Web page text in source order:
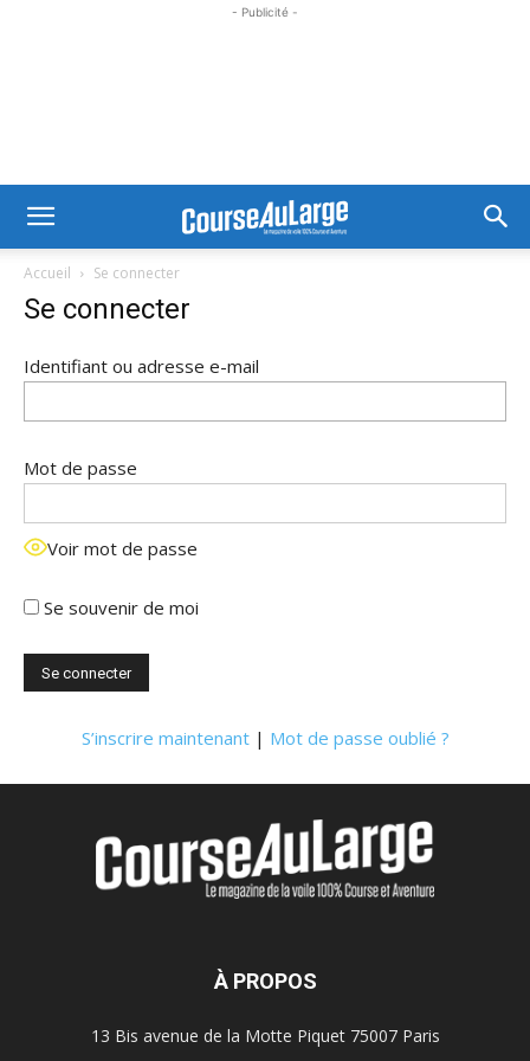
- Publicité -
Accueil Se connecter
Se connecter
Identifiant ou adresse e-mail
Mot de passe
Voir mot de passe
Se souvenir de moi
S’inscrire maintenant| Mot de passe oublié ?
À PROPOS
13 Bis avenue de la Motte Piquet 75007 Paris